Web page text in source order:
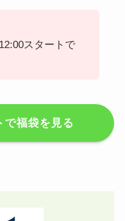
スタートで
で福袋を見る